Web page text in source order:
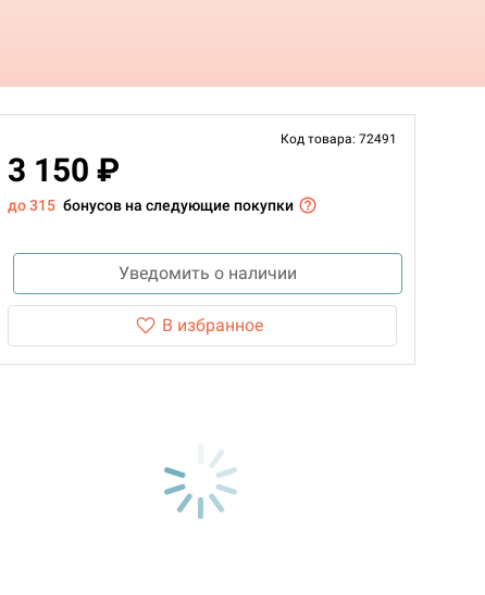
Код товара: 72491
3 150 ₽
до 315 бонусов на следующие покупки
Уведомить о наличии
В избранное